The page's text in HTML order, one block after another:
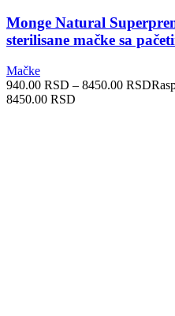
Monge Natural
sterilisane mačke sa
Mačke
940.00 RSD – 8450.00 RSD
8450.00 RSD